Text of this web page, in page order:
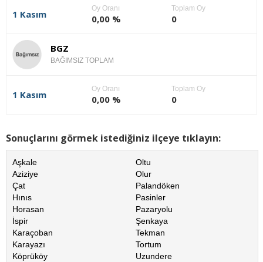
1 Kasım
Oy Oranı
0,00 %
Toplam Oy
0
BGZ
BAĞIMSIZ TOPLAM
1 Kasım
Oy Oranı
0,00 %
Toplam Oy
0
Sonuçlarını görmek istediğiniz ilçeye tıklayın:
Aşkale
Aziziye
Çat
Hınıs
Horasan
İspir
Karaçoban
Karayazı
Köprüköy
Oltu
Olur
Palandöken
Pasinler
Pazaryolu
Şenkaya
Tekman
Tortum
Uzundere